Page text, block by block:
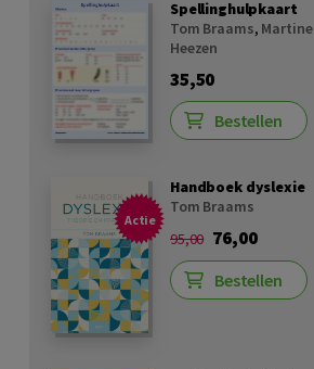
Spellinghulpkaart
Tom Braams, Martine
Heezen
35,50
Bestellen
Actie
Handboek dyslexie
Tom Braams
95,00 76,00
Bestellen